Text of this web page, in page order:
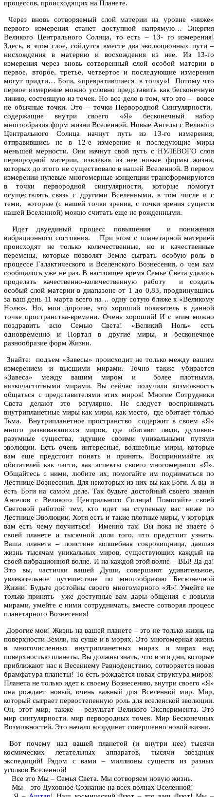
процессов, происходящих на Планете.
Через вновь сотворяемый слой материи на уровне «ниже»
первого измерения станет доступной напрямую… Энергия
Великого Центрального Солнца, то есть – 13- го измерения!
Здесь, в этом слое, сойдутся вместе два эволюционных пути –
нисхождения в материю и восхождения из нее. Из 13-го
измерения через вновь сотворенный слой особой материи в
первое, второе, третье, четвертое и последующие измерения
могут придти… Боги, «превратившиеся в точку»! Потому что
первое измерение можно условно представить как бесконечную
линию, состоящую из точек. Но все дело в том, что это – вовсе
не обычные точки. Это – точки Первородной Сингулярности,
содержащие внутри своего «Я» бесконечный набор
многообразия форм жизни Вселенной. Новые Ангелы с Великого
Центрального Солнца начнут путь из 13-го измерения,
отправившись не в 12-е измерение и последующие миры
меньшей мерности. Они начнут свой путь с НУЛЕВОГО слоя
первородной материи, извлекая из нее новые формы жизни,
которых до этого не существовало в нашей Вселенной. В первом
измерении нулевые многомерные концепции трансформируются
в точки первородной сингулярности, которые помогут
осуществлять связь с другими Вселенными, в том числе и с
теми, которые (с нашей точки зрения, с точки зрения существ
нашей Вселенной) можно считать еще не рожденными.
Идет двуединый процесс повышения и понижения
вибрационного состояния. При этом с планетарной материей
происходят не только количественные, но и качественные
перемены, которые позволят Земле сыграть особую роль в
процессе Галактического и Вселенского Вознесения, о чем вам
сообщалось уже не раз. В настоящее время Семье Света удалось
проделать качественно-количественную работу и создать
особый слой материи в диапазоне от 1 до 0,83, продвинувшись
за ваш день 11 марта всего на… одну сотую ближе к «Великому
Нолю». Но, мои дорогие, это хороший показатель в данной
точке пространства-времени. Очень хороший! И с этим можно
поздравить всю Семью Света! «Великий Ноль» есть
одновременно и Портал в другие миры, и бесконечное
разнообразие форм Жизни.
Знайте: подъем «Завесы» происходит не только между вашим
измерением и высшими мирами. Точно также убирается
«Завеса» между вашим миром и более плотными,
низкочастотными мирами. Вы сейчас получили возможность
общаться с представителями этих миров! Многие Сотрудники
Света делают это регулярно. Не следует воспринимать
внутрипланетные миры как миры, как место, где обитает только
Тьма. Внутрипланетное пространство содержит в своем «Я»
много развивающихся миров, где обитают люди, духовно-
разумные существа, идущие своими уникальными путями
эволюции. Есть очень интересные, волшебные миры, которые
вам еще предстоит понять и принять. Воспринимайте их
обитателей как части, как аспекты своего многомерного «Я».
Общайтесь с ними, любите их, помогайте им подниматься по
Лестнице Вознесения. Для некоторых из них вы как Боги. А вы и
есть Боги на самом деле. Так будьте достойный своего звания
Ангелов с Великого Центрального Солнца! Помогайте своей
Световой работой тем, кто идет на ступеньку вас ниже по
Лестнице Эволюции. Хотя есть и такие плотные миры, у которых
вам есть чему поучиться! Именно так! Вы пока не знаете о
своей планете и тысячной доли того, что предстоит узнать.
Ваша планета – поистине волшебная сокровищница, давшая
жизнь тысячам уникальных миров, существующих каждый на
своей вибрационной волне. И на каждой этой волне – ВЫ! Да-да!
Это вы, частички вашей Души, совершают удивительное,
увлекательное путешествие по многообразию Бесконечной
Жизни! Будьте достойны своего многомерного «Я»! Умейте не
только принять уже доступные вам дары общения с новыми
мирами, умейте с ними сотрудничать, вместе сотворяя процесс
планетарного Вознесения!
Дорогие мои! Жизнь на вашей планете – это не только жизнь на
поверхности Земли, на суше и в морях. Это многомерная жизнь
в многочисленных внутрипланетных мирах и мирах над
поверхностью планеты. Вы должны знать, что в эти дни, которые
приближают нас к Весеннему Равноденствию, сотворяется новая
брамфатура планеты! То есть рождается новая структура миров!
Планета не только идет к своему Вознесению, внутри своего «Я»
она рождает новый, очень важный для Вселенной мир. Мир,
который сыграет первостепенную роль для вселенской эволюции.
Он, этот мир, также – результат Великого Эксперимента. Это
мир сингулярности. мир первородных точек. Мир Бесконечных
Возможностей. Это начало координат совершенно новой жизни.
Вот почему над вашей планетой (и внутри нее) тысячи
космических летательных аппаратов, тысячи звездных
экспедиций! Рядом с вами – миллионы существ из разных
уголков Вселенной!
Все это Мы – Семья Света. Мы сотворяем новую жизнь.
Мы – это Духовное Сознание на всех волнах Вселенной!